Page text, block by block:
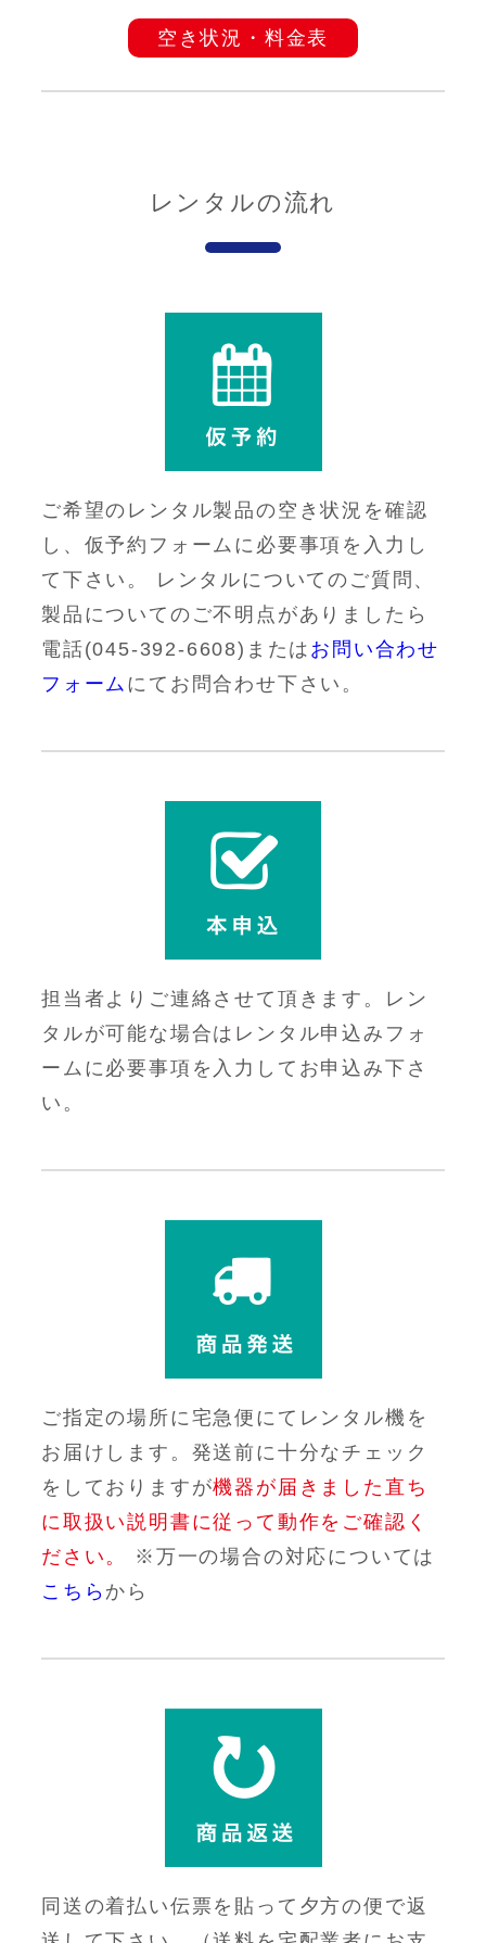
空き状況・料金表
レンタルの流れ
ご希望のレンタル製品の空き状況を確認
し、仮予約フォームに必要事項を入力し
て下さい。 レンタルについてのご質問、
製品についてのご不明点がありましたら
電話(045-392-6608)または お問い合わせ
フォーム にてお問合わせ下さい。
担当者よりご連絡させて頂きます。レン
タルが可能な場合はレンタル申込みフォ
ームに必要事項を入力してお申込み下さ
い。
ご指定の場所に宅急便にてレンタル機を
お届けします。発送前に十分なチェック
をしておりますが機器が届きました直ち
に取扱い説明書に従って動作をご確認く
ださい。
※万一の場合の対応については
こちら から
同送の着払い伝票を貼って夕方の便で返